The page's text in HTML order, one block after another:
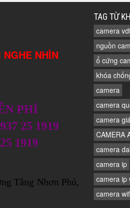
NHÌN
PHÍ
25 1919
1919
Tăng Nhơn Phú,
TAG TỪ
camera
nguồn
ổ cứng
khóa
camera
camera
camera
CAMERA
camera
camera ip
camera ip
camera